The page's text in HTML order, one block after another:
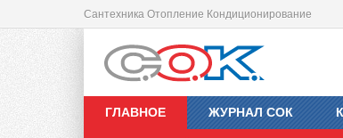
Сантехника Отопление Кондиционирование
ГЛАВНОЕ ЖУРНАЛ СОК